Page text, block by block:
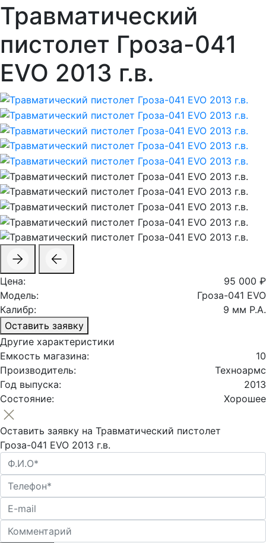
Травматический
пистолет Гроза-041
EVO 2013 г.в.
Цена:
95 000 ₽
Модель:
Гроза-041 EVO
Калибр:
9 мм Р.А.
Оставить заявку
Другие характеристики
Емкость магазина:
10
Производитель:
Техноармс
Год выпуска:
2013
Состояние:
Хорошее
Оставить заявку на Травматический пистолет
Гроза-041 EVO 2013 г.в.